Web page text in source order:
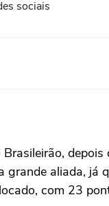
sociais
depois
aliada,
com 23